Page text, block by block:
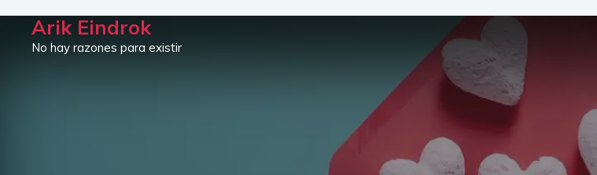
Saltar
Arik Eindrok
No hay razones para existir